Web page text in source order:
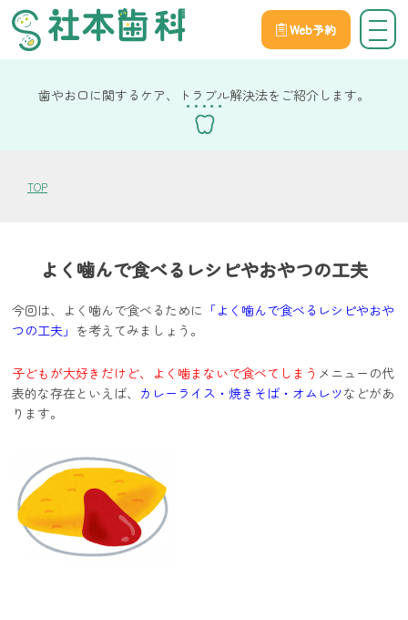
Web予約
院長社本の健康コラム
歯やお口に関するケア、トラブル解決法をご紹介します。
TOP
よく噛んで食べるレシピやおやつの工夫
今回は、よく噛んで食べるために 「よく噛んで食べるレシピやおや
つの工夫」 を考えてみましょう。
子どもが大好きだけど、よく噛まないで食べてしまう メニューの代
表的な存在といえば、 カレーライス・焼きそば・オムレツなどがあ
ります。